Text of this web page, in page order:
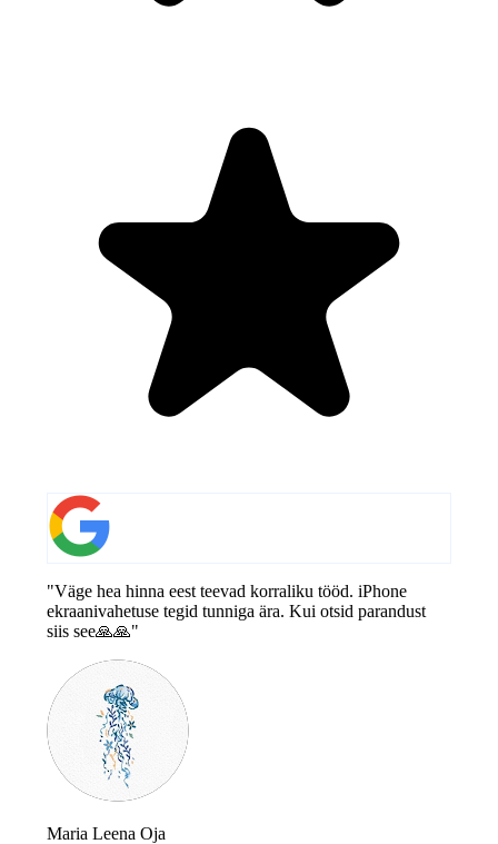
"Väge hea hinna eest teevad korraliku tööd. iPhone
ekraanivahetuse tegid tunniga ära. Kui otsid parandust
siis see🙏🙏"
Maria Leena Oja